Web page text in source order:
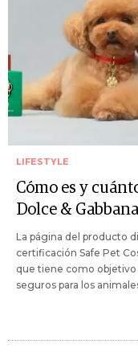
LIFESTYLE
Cómo es y
Dolce &
La página del producto
certificación Safe Pet
que tiene como
seguros para los